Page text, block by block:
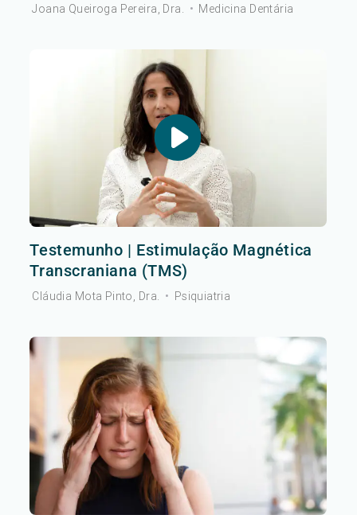
Joana Queiroga Pereira, Dra. • Medicina Dentária
Testemunho | Estimulação Magnética
Transcraniana (TMS)
Cláudia Mota Pinto, Dra. • Psiquiatria